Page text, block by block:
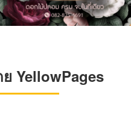
YellowPages